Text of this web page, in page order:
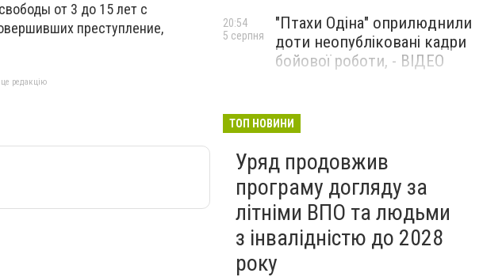
от 3 до 15 лет с
преступление,
редакцію
"Птахи Одіна" оприлюднили
доти неопубліковані кадри
бойової роботи, - ВІДЕО
20:54
5 серпня
Бєдняков зіграє тата
новому українському
фільмі, - ФОТО
5 серпня
ТОП НОВИНИ
Уряд продовжив
програму догляду за
літніми ВПО та людьми
з інвалідністю до 2028
року